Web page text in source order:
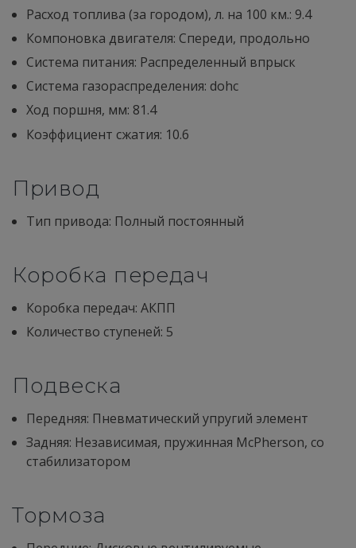
Расход топлива (за городом), л. на 100 км.: 9.4
Компоновка двигателя: Спереди, продольно
Система питания: Распределенный впрыск
Система газораспределения: dohc
Ход поршня, мм: 81.4
Коэффициент сжатия: 10.6
Привод
Тип привода: Полный постоянный
Коробка передач
Коробка передач: АКПП
Количество ступеней: 5
Подвеска
Передняя: Пневматический упругий элемент
Задняя: Независимая, пружинная McPherson, со
стабилизатором
Тормоза